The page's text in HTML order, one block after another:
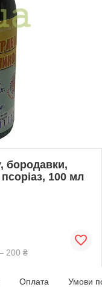
бородавки,
100 мл
200 ₴
Оплата Умови